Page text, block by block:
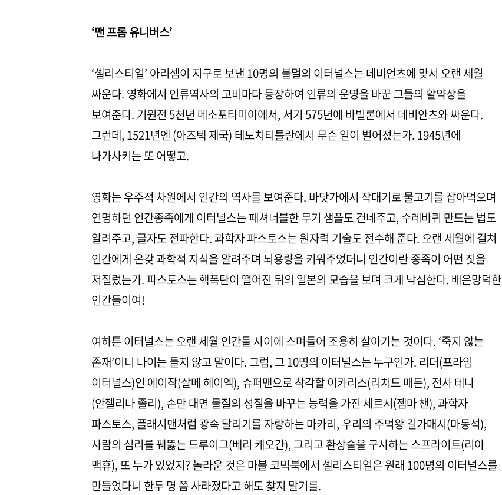
‘맨 프롬 유니버스’
‘셀리스티얼’ 아리셈이 지구로 보낸 10명의 불멸의 이터널스는 데비언츠에 맞서 오랜 세월
싸운다. 영화에서 인류역사의 고비마다 등장하여 인류의 운명을 바꾼 그들의 활약상을
보여준다. 기원전 5천년 메소포타미아에서, 서기 575년에 바빌론에서 데비안츠와 싸운다.
그런데, 1521년엔 (아즈텍 제국) 테노치티틀란에서 무슨 일이 벌어졌는가. 1945년에
나가사키는 또 어떻고.
영화는 우주적 차원에서 인간의 역사를 보여준다. 바닷가에서 작대기로 물고기를 잡아먹으며
연명하던 인간종족에게 이터널스는 패셔너블한 무기 샘플도 건네주고, 수레바퀴 만드는 법도
알려주고, 글자도 전파한다. 과학자 파스토스는 원자력 기술도 전수해 준다. 오랜 세월에 걸쳐
인간에게 온갖 과학적 지식을 알려주며 뇌용량을 키워주었더니 인간이란 종족이 어떤 짓을
저질렀는가. 파스토스는 핵폭탄이 떨어진 뒤의 일본의 모습을 보며 크게 낙심한다. 배은망덕한
인간들이여!
여하튼 이터널스는 오랜 세월 인간들 사이에 스며들어 조용히 살아가는 것이다. ‘죽지 않는
존재’이니 나이는 들지 않고 말이다. 그럼, 그 10명의 이터널스는 누구인가. 리더(프라임
이터널스)인 에이작(살메 헤이엑), 슈퍼맨으로 착각할 이카리스(리처드 매든), 전사 테나
(안젤리나 졸리), 손만 대면 물질의 성질을 바꾸는 능력을 가진 세르시(젬마 챈), 과학자
파스토스, 플래시맨처럼 광속 달리기를 자랑하는 마카리, 우리의 주먹왕 길가매시(마동석),
사람의 심리를 꿰뚫는 드루이그(베리 케오간), 그리고 환상술을 구사하는 스프라이트(리아
맥휴), 또 누가 있었지? 놀라운 것은 마블 코믹북에서 셀리스티얼은 원래 100명의 이터널스를
만들었다니 한두 명 쯤 사라졌다고 해도 찾지 말기를.